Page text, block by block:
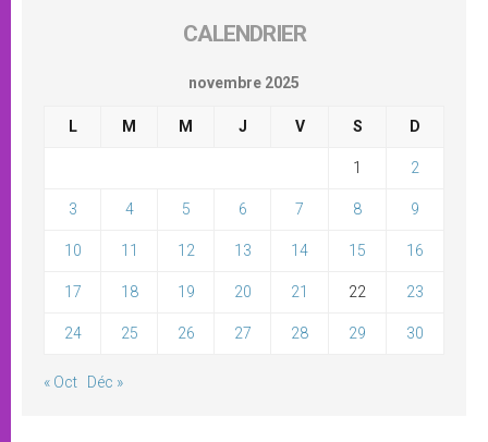
CALENDRIER
novembre 2025
L M M J V S D
1 2
3 4 5 6 7 8 9
10 11 12 13 14 15 16
17 18 19 20 21 22 23
24 25 26 27 28 29 30
« Oct Déc »